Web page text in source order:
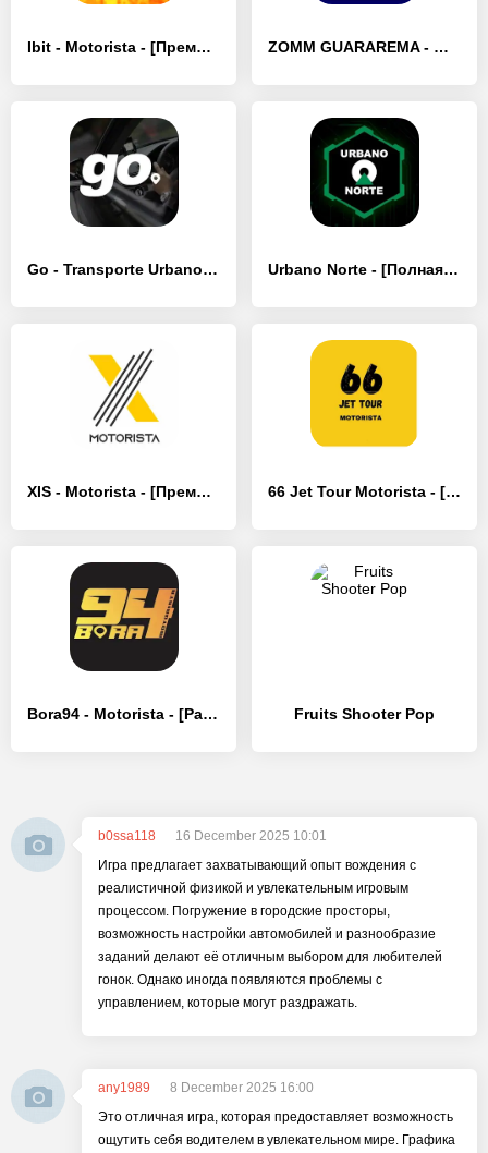
Ibit - Motorista - [Премиум версия] ZOMM GUARAREMA - Motorista - [Полная версия]
Go - Transporte Urbano Privado - [Разблокированная версия] Urbano Norte - [Полная версия]
XIS - Motorista - [Премиум версия] 66 Jet Tour Motorista - [Без рекламы]
Bora94 - Motorista - [Разблокированная версия] Fruits Shooter Pop
b0ssa118
16 December 2025 10:01
Игра предлагает захватывающий опыт вождения с
реалистичной физикой и увлекательным игровым
процессом. Погружение в городские просторы,
возможность настройки автомобилей и разнообразие
заданий делают её отличным выбором для любителей
гонок. Однако иногда появляются проблемы с
управлением, которые могут раздражать.
any1989
8 December 2025 16:00
Это отличная игра, которая предоставляет возможность
ощутить себя водителем в увлекательном мире. Графика